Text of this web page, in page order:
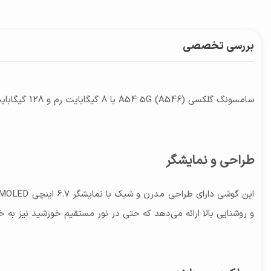
بررسی تخصصی
سامسونگ گلکسی A54 5G (A546) با 8 گیگابایت رم و 128 گیگابایت حافظه داخلی، یک گوشی هوشمند میان‌رده با ویژگی‌های برجسته و عملکرد قوی است که برای کاربران حرفه‌ای و عمومی مناسب می‌باشد.
طراحی و نمایشگر
و روشنایی بالا ارائه می‌دهد که حتی در نور مستقیم خورشید نیز